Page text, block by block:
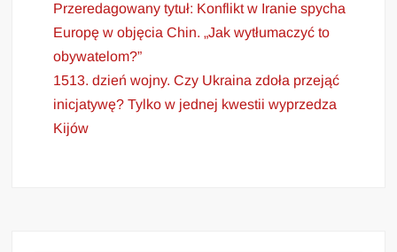
Przeredagowany tytuł: Konflikt w Iranie spycha
Europę w objęcia Chin. „Jak wytłumaczyć to
obywatelom?”
1513. dzień wojny. Czy Ukraina zdoła przejąć
inicjatywę? Tylko w jednej kwestii wyprzedza
Kijów